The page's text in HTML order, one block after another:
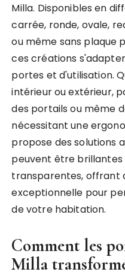
Milla. Disponibles en
carrée, ronde, ovale,
ou même sans plaque
ces créations
portes et d'utilisation.
intérieur ou extérieur,
des portails ou même
nécessitant une
propose des solutions
peuvent être brillantes
transparentes, offrant
exceptionnelle pour
de votre habitation.
Comment les
Milla